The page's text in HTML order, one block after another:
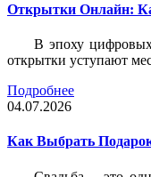
Открытки Онлайн:
В эпоху
открытки уступают
Подробнее
04.07.2026
Как Выбрать